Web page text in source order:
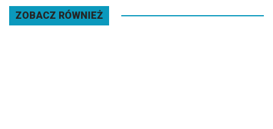
ZOBACZ RÓWNIEŻ